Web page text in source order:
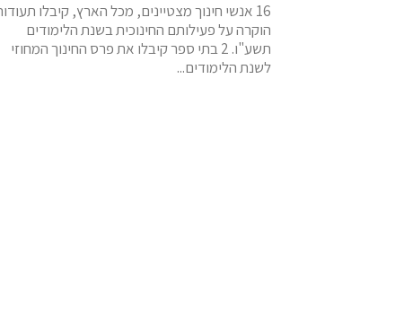
16 אנשי חינוך מצטיינים, מכל הארץ, קיבלו
הוקרה על פעילותם החינוכית בשנת הלימודים
תשע"ו. 2 בתי ספר קיבלו את פרס החינוך המחוזי
לשנת הלימודים...